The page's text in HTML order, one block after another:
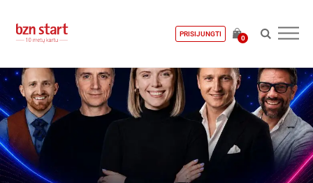
PRISIJUNGTI
0